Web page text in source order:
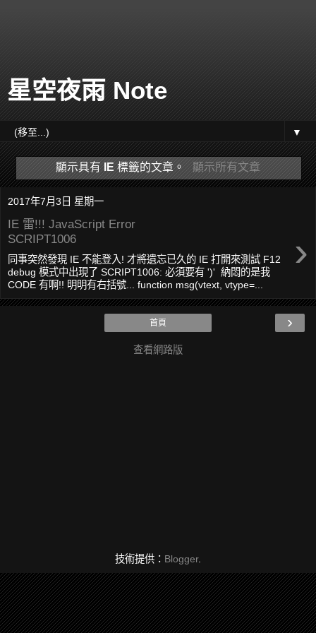
星空夜雨 Note
▼
顯示具有 IE 標籤的文章。 顯示所有文章
2017年7月3日 星期一
IE 雷!!! JavaScript Error
SCRIPT1006
›
同事突然發現 IE 不能登入! 才將遺忘已久的 IE 打開來測試 F12
debug 模式中出現了 SCRIPT1006: 必須要有 ')' 納悶的是我
CODE 有啊!! 明明有右括號... function msg(vtext, vtype=...
›
首頁
查看網路版
技術提供： Blogger.